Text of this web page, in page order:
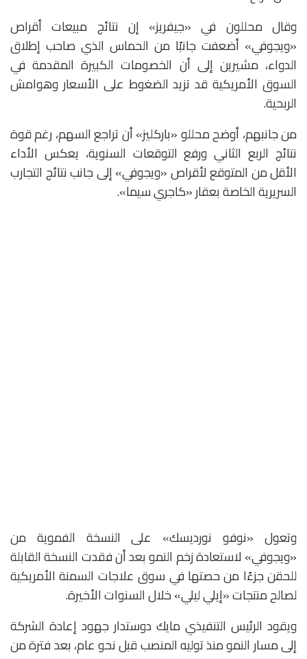
وقال محللون في «جيفريز» إن نتائج مبيعات أقراص
«ويجوفي» أضعفت جانبًا من الحماس الذي صاحب إطلاق
الدواء، مشيرين إلى أن الخصومات الكبيرة المقدمة في
السوق الأمريكية قد تزيد الضغوط على الأسعار وهوامش
الربحية.
من جانبهم، أوضح محللو «باركليز» أن تراجع السهم، رغم قوة
نتائج الربع الثاني ورفع التوقعات السنوية، يعكس الأداء
الأقل من المتوقع لأقراص «ويجوفي» إلى جانب نتائج التجارب
السريرية الخاصة بعقار «كاجري سيما».
وتعول «نوفو نورديسك» على النسخة الفموية من
«ويجوفي» لاستعادة زخم النمو بعد أن فقدت النسخة القابلة
للحقن جزءًا من حصتها في سوق علاجات السمنة الأمريكية
لصالح منتجات «إيلي ليلي» خلال السنوات الأخيرة.
ويقود الرئيس التنفيذي مايك دوستدار جهود إعادة الشركة
إلى مسار النمو منذ توليه المنصب قبل نحو عام، بعد فترة من